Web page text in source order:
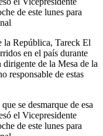
de este lunes para
la República, Tareck El
en el país durante
de la Mesa de la
responsable de estas
se desmarque de esa
el Vicepresidente
de este lunes para